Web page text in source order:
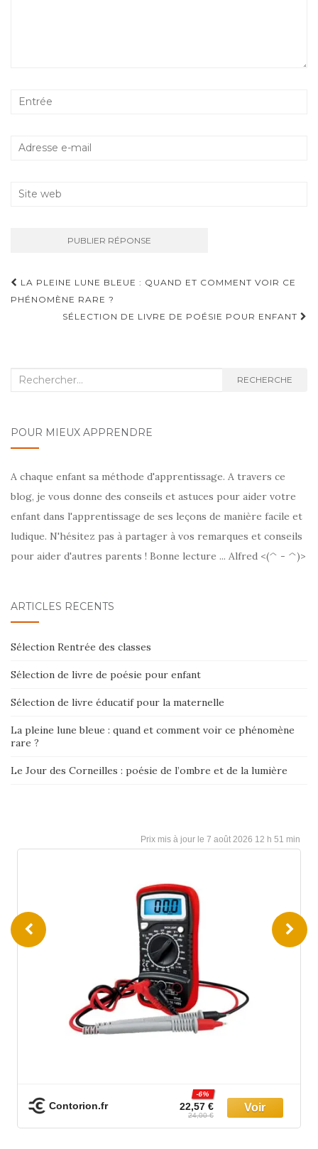
Navigation
d'article
LA PLEINE LUNE BLEUE : QUAND ET COMMENT VOIR CE
PHÉNOMÈNE RARE ?
SÉLECTION DE LIVRE DE POÉSIE POUR ENFANT
Recherche
RECHERCHE
POUR MIEUX APPRENDRE
A chaque enfant sa méthode d'apprentissage. A travers ce
blog, je vous donne des conseils et astuces pour aider votre
enfant dans l'apprentissage de ses leçons de manière facile et
ludique. N'hésitez pas à partager à vos remarques et conseils
pour aider d'autres parents ! Bonne lecture ... Alfred <(^ - ^)>
ARTICLES RÉCENTS
Sélection Rentrée des classes
Sélection de livre de poésie pour enfant
Sélection de livre éducatif pour la maternelle
La pleine lune bleue : quand et comment voir ce phénomène
rare ?
Le Jour des Corneilles : poésie de l’ombre et de la lumière
7 août 2026 12 h 51 min
Woodbrass.com 559,00 €